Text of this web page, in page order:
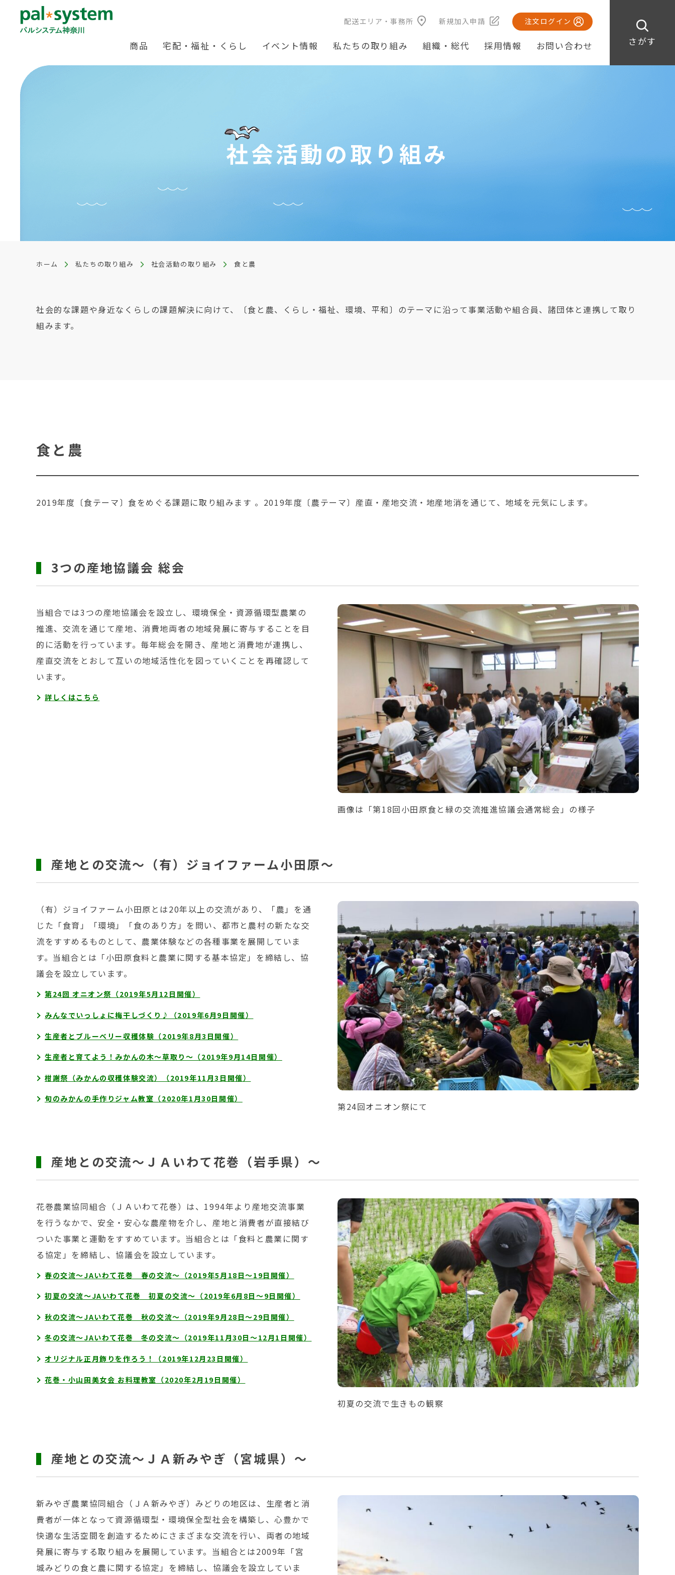
さがす
配送エリア・事務所 新規加入申請 注文ログイン
商品 宅配・福祉・くらし イベント情報 私たちの取り組み 組織・総代 採用情報 お問い合わせ
社会活動の取り組み
ホーム 私たちの取り組み 社会活動の取り組み 食と農
社会的な課題や身近なくらしの課題解決に向けて、〔食と農、くらし・福祉、環境、平和〕のテーマに沿って事業活動や組合員、諸団体と連携して取り
組みます。
食と農
2019年度〔食テーマ〕食をめぐる課題に取り組みます 。2019年度〔農テーマ〕産直・産地交流・地産地消を通じて、地域を元気にします。
3つの産地協議会 総会
当組合では3つの産地協議会を設立し、環境保全・資源循環型農業の
推進、交流を通じて産地、消費地両者の地域発展に寄与することを目
的に活動を行っています。毎年総会を開き、産地と消費地が連携し、
産直交流をとおして互いの地域活性化を図っていくことを再確認して
います。
詳しくはこちら
画像は「第18回小田原食と緑の交流推進協議会通常総会」の様子
産地との交流～（有）ジョイファーム小田原～
（有）ジョイファーム小田原とは20年以上の交流があり、「農」を通
じた「食育」「環境」「食のあり方」を問い、都市と農村の新たな交
流をすすめるものとして、農業体験などの各種事業を展開していま
す。当組合とは「小田原食料と農業に関する基本協定」を締結し、協
議会を設立しています。
第24回 オニオン祭（2019年5月12日開催）
みんなでいっしょに梅干しづくり♪（2019年6月9日開催）
生産者とブルーベリー収穫体験（2019年8月3日開催）
生産者と育てよう！みかんの木～草取り～（2019年9月14日開催）
柑謝祭（みかんの収穫体験交流）（2019年11月3日開催）
旬のみかんの手作りジャム教室（2020年1月30日開催）
第24回オニオン祭にて
産地との交流～ＪＡいわて花巻（岩手県）～
花巻農業協同組合（ＪＡいわて花巻）は、1994年より産地交流事業
を行うなかで、安全・安心な農産物を介し、産地と消費者が直接結び
ついた事業と運動をすすめています。当組合とは「食料と農業に関す
る協定」を締結し、協議会を設立しています。
春の交流～JAいわて花巻 春の交流～（2019年5月18日～19日開催）
初夏の交流～JAいわて花巻 初夏の交流～（2019年6月8日～9日開催）
秋の交流～JAいわて花巻 秋の交流～（2019年9月28日～29日開催）
冬の交流～JAいわて花巻 冬の交流～（2019年11月30日～12月1日開催）
オリジナル正月飾りを作ろう！（2019年12月23日開催）
花巻・小山田美女会 お料理教室（2020年2月19日開催）
初夏の交流で生きもの観察
産地との交流～ＪＡ新みやぎ（宮城県）～
新みやぎ農業協同組合（ＪＡ新みやぎ）みどりの地区は、生産者と消
費者が一体となって資源循環型・環境保全型社会を構築し、心豊かで
快適な生活空間を創造するためにさまざまな交流を行い、両者の地域
発展に寄与する取り組みを展開しています。当組合とは2009年「宮
城みどりの食と農に関する協定」を締結し、協議会を設立していま